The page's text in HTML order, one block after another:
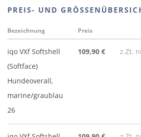
PREIS- UND
Bezeichnung Preis
iqo VXf Softshell
(Softface)
Hundeoverall,
marine/graublau
26
109,90 € z.Zt.